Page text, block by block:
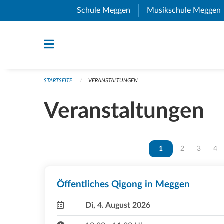
Navigation überspringen
Schule Meggen (External Link)
Musikschule Meggen
STARTSEITE VERANSTALTUNGEN
Veranstaltungen
Vous êtes sur la page
1 Vous êtes sur
2 Vous
3 4
Öffentliches Qigong in Meggen
Di, 4. August 2026